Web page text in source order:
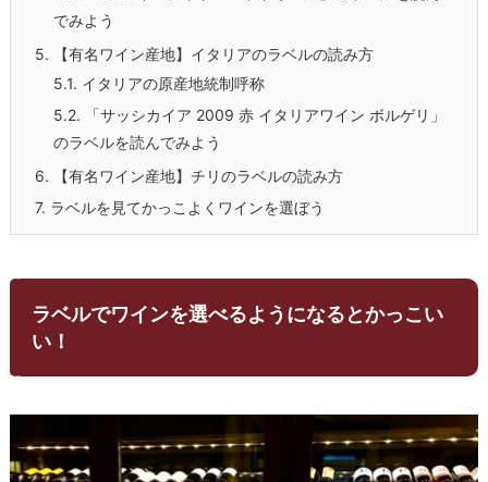
でみよう
5. 【有名ワイン産地】イタリアのラベルの読み方
5.1. イタリアの原産地統制呼称
5.2. 「サッシカイア 2009 赤 イタリアワイン ボルゲリ」
のラベルを読んでみよう
6. 【有名ワイン産地】チリのラベルの読み方
7. ラベルを見てかっこよくワインを選ぼう
ラベルでワインを選べるようになるとかっこい
い！